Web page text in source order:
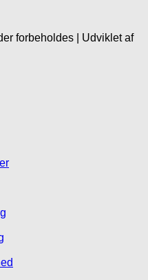
forbeholdes | Udviklet af